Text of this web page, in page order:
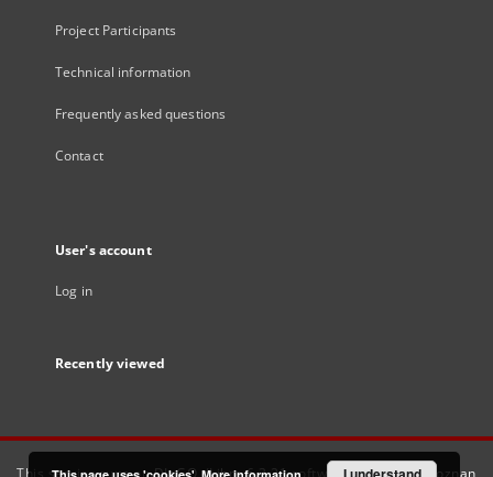
Project Participants
Technical information
Frequently asked questions
Contact
User's account
Log in
Recently viewed
This service runs onDInGO dLibra 6.3.21software created by Poznan